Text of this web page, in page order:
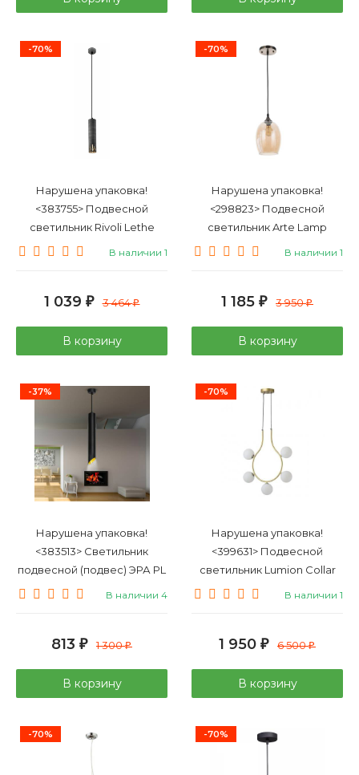
-70%
Нарушена упаковка!
<383755> Подвесной
светильник Rivoli Lethe
3123-201 (Б0055001)
В наличии 1
1 039 ₽ 3 464₽
В корзину
-70%
Нарушена упаковка!
<298823> Подвесной
светильник Arte Lamp
Propus A4344SP-1AB
В наличии 1
1 185 ₽ 3 950₽
В корзину
-37%
Нарушена упаковка!
<383513> Светильник
подвесной (подвес) ЭРА PL
17 BK MR16/GU10, черный,
В наличии 4
813 ₽ 1 300₽
В корзину
-70%
Нарушена упаковка!
<399631> Подвесной
светильник Lumion Collar
5621/5
В наличии 1
1 950 ₽ 6 500₽
В корзину
-70% -70%